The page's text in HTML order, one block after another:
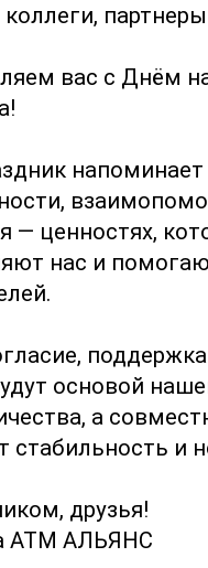
вас с Днём
напоминает
— ценностях,
нас и
основой
а
стабильность и
друзья!
АТМ АЛЬЯНС